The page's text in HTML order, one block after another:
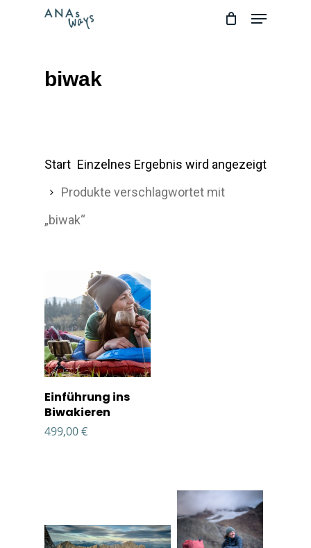
Menu
biwak
Einzelnes Ergebnis wird angezeigt
Start
Produkte verschlagwortet mit
„biwak“
Details
Einführung ins
Biwakieren
499,00€